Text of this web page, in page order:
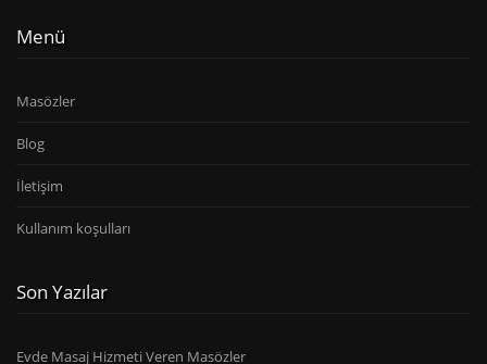
Menü
Masözler
Blog
İletişim
Kullanım koşulları
Son Yazılar
Evde Masaj Hizmeti Veren Masözler